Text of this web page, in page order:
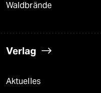
Waldbrände
Verlag
Aktuelles